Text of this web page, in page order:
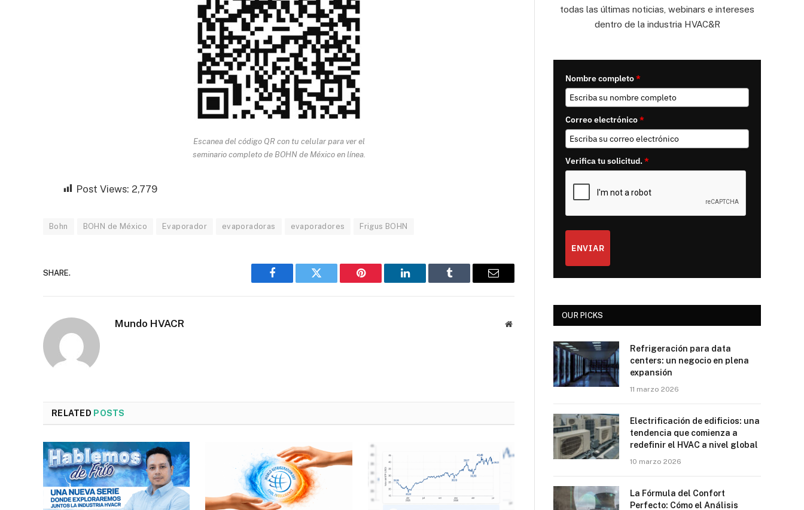
Escanea del código QR con tu celular para ver el
seminario completo de BOHN de México en línea.
Post Views: 2,779
Bohn BOHN de México Evaporador evaporadoras evaporadores Frigus BOHN
SHARE.
Facebook Twitter Pinterest LinkedIn Tumblr Email
Mundo HVACR Website
RELATED POSTS
todas las últimas noticias, webinars e intereses
dentro de la industria HVAC&R
Nombre completo*
Correo electrónico*
Verifica tu solicitud.*
ENVIAR
OUR PICKS
Refrigeración para data
centers: un negocio en plena
expansión
11 marzo 2026
Electrificación de edificios: una
tendencia que comienza a
redefinir el HVAC a nivel global
10 marzo 2026
La Fórmula del Confort
Perfecto: Cómo el Análisis